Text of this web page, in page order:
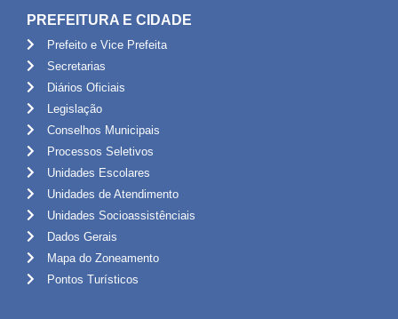
PREFEITURA E CIDADE
Prefeito e Vice Prefeita
Secretarias
Diários Oficiais
Legislação
Conselhos Municipais
Processos Seletivos
Unidades Escolares
Unidades de Atendimento
Unidades Socioassistênciais
Dados Gerais
Mapa do Zoneamento
Pontos Turísticos